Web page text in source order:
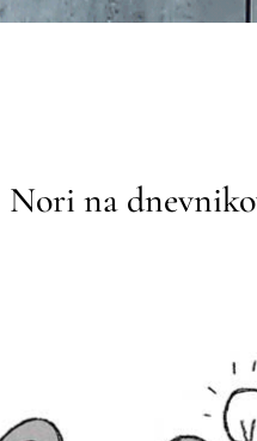
Nori na